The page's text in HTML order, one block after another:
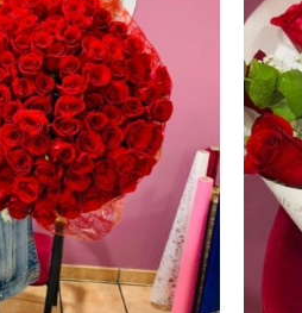
/ VISTA RAPIDA